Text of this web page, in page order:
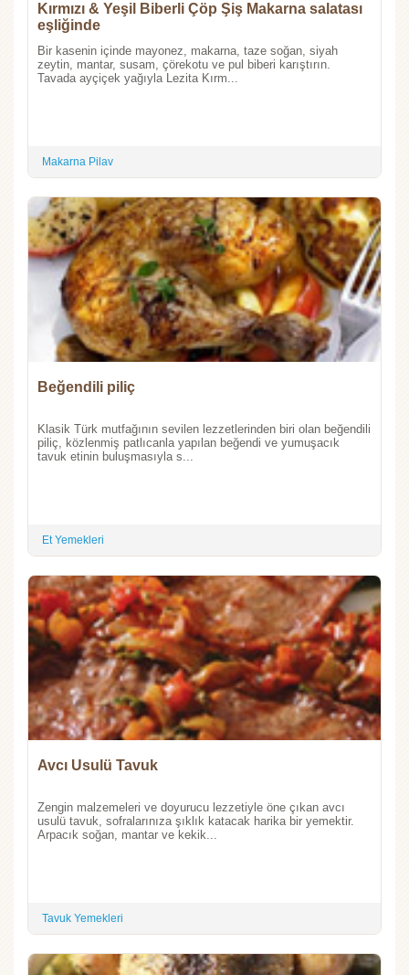
Kırmızı & Yeşil Biberli Çöp Şiş Makarna salatası
eşliğinde
Bir kasenin içinde mayonez, makarna, taze soğan, siyah
zeytin, mantar, susam, çörekotu ve pul biberi karıştırın.
Tavada ayçiçek yağıyla Lezita Kırm...
Makarna Pilav
Beğendili piliç
Klasik Türk mutfağının sevilen lezzetlerinden biri olan beğendili
piliç, közlenmiş patlıcanla yapılan beğendi ve yumuşacık
tavuk etinin buluşmasıyla s...
Et Yemekleri
Avcı Usulü Tavuk
Zengin malzemeleri ve doyurucu lezzetiyle öne çıkan avcı
usulü tavuk, sofralarınıza şıklık katacak harika bir yemektir.
Arpacık soğan, mantar ve kekik...
Tavuk Yemekleri